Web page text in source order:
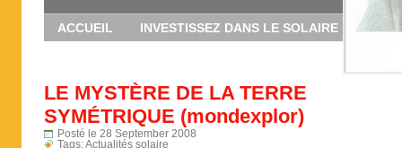
ACCUEIL INVESTISSEZ DANS LE SOLAIRE
LE MYSTÈRE DE LA TERRE
SYMÉTRIQUE (mondexplor)
Posté le 28 September 2008
Tags:Actualités solaire